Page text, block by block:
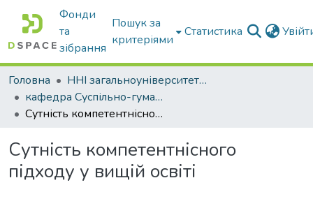
Фонди
та
зібрання
Пошук за
критеріями
Статистика
Головна
ННІ загальноуніверситетської підготовки
кафедра Суспільно-гуманітарні науки
Сутність компетентнісного підходу у вищій освіті
Сутність компетентнісного
підходу у вищій освіті